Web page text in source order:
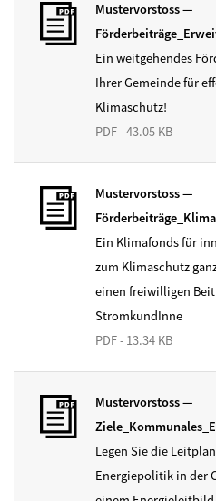
Mustervorstoss —
Ein weitgehendes
Ihrer Gemeinde für
Klimaschutz!
PDF - 43.05 KB
Mustervorstoss —
Ein Klimafonds für
zum Klimaschutz
einen freiwilligen
StromkundInne
PDF - 13.34 KB
Mustervorstoss —
Legen Sie die
Energiepolitik in der